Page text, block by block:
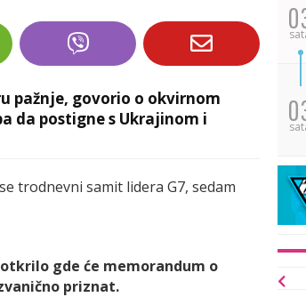
pažnje, govorio o okvirnom
da postigne s Ukrajinom i
trodnevni samit lidera G7, sedam
gde će memorandum o
priznat.